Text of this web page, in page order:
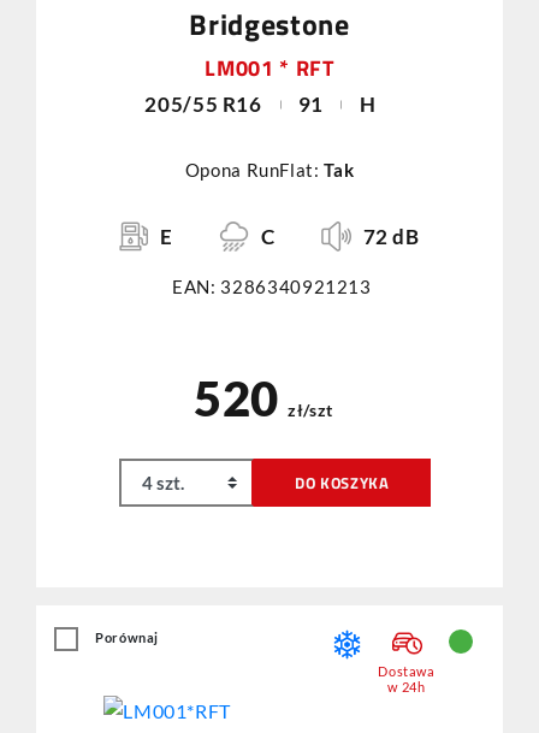
Bridgestone
LM001 * RFT
205/55 R16 91 H
Opona RunFlat:Tak
E C 72 dB
EAN: 3286340921213
520 zł/szt
DO KOSZYKA
Porównaj
Dostawa
w 24h